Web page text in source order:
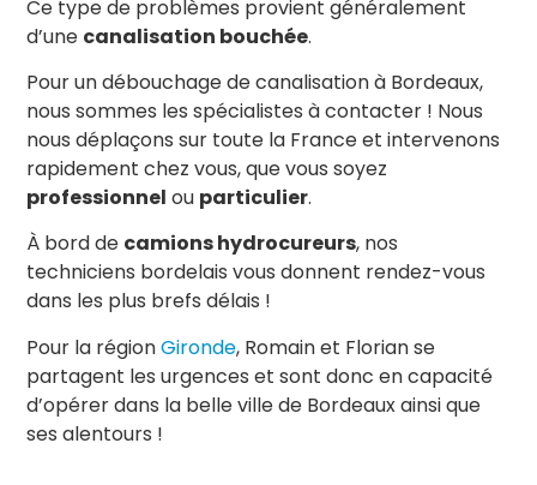
Ce type de problèmes provient généralement
d’une canalisation bouchée.
Pour un débouchage de canalisation à Bordeaux,
nous sommes les spécialistes à contacter ! Nous
nous déplaçons sur toute la France et intervenons
rapidement chez vous, que vous soyez
professionnel ou particulier.
À bord de camions hydrocureurs, nos
techniciens bordelais vous donnent rendez-vous
dans les plus brefs délais !
Pour la régionGironde, Romain et Florian se
partagent les urgences et sont donc en capacité
d’opérer dans la belle ville de Bordeaux ainsi que
ses alentours !